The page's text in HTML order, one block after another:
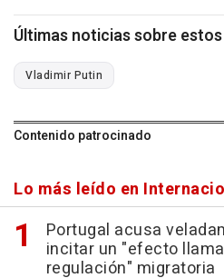
Últimas noticias sobre
Vladimir Putin
Contenido patrocinado
Lo más leído en
Portugal acusa
incitar un "efecto
regulación" migratoria